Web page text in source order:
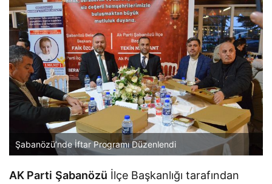
Şabanözü’nde İftar Programı Düzenlendi
AK Parti Şabanözü İlçe Başkanlığı tarafından